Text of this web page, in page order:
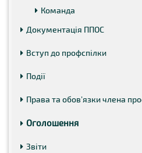
Команда
Документація ППОС
Вступ до профспілки
Події
Права та обов’язки члена
Оголошення
Звіти